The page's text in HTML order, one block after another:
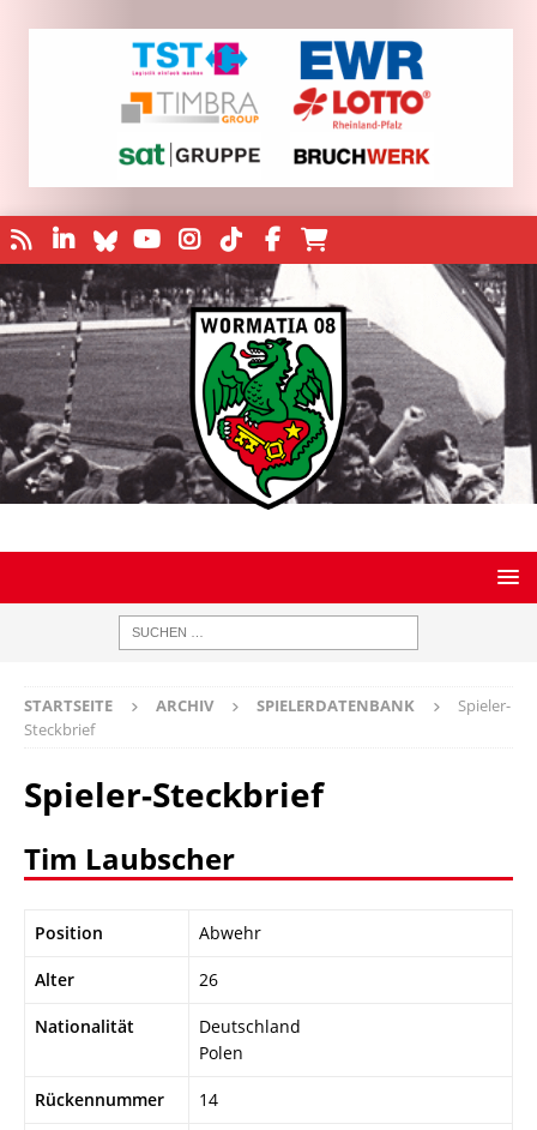
STARTSEITE ARCHIV SPIELERDATENBANK
Spieler-
Steckbrief
Spieler-Steckbrief
Tim Laubscher
Position Abwehr
Alter 26
Nationalität
Deutschland
Polen
Rückennummer 14